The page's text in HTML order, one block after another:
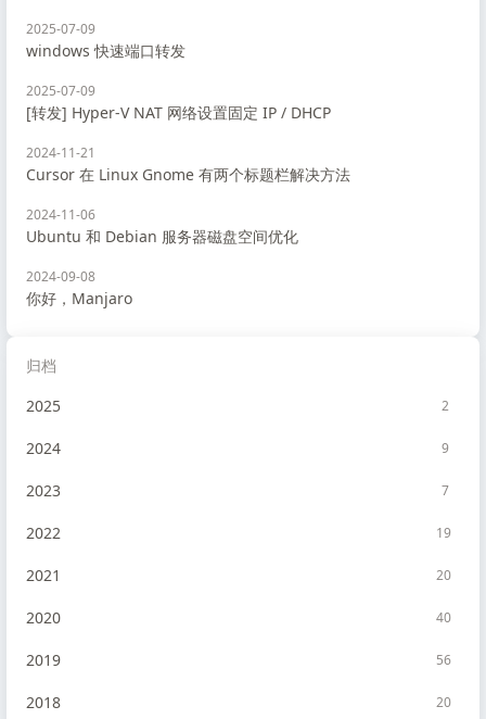
2025-07-09
windows 快速端口转发
2025-07-09
[转发] Hyper-V NAT 网络设置固定 IP / DHCP
2024-11-21
Cursor 在 Linux Gnome 有两个标题栏解决方法
2024-11-06
Ubuntu 和 Debian 服务器磁盘空间优化
2024-09-08
你好，Manjaro
归档
2025
2
2024 9
2023 7
2022 19
2021 20
2020 40
2019 56
2018 20